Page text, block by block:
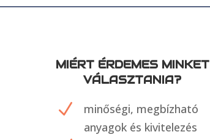
MIÉRT ÉRDEMES MINKET
VÁLASZTANIA?
N
minőségi, megbízható
anyagok és kivitelezés